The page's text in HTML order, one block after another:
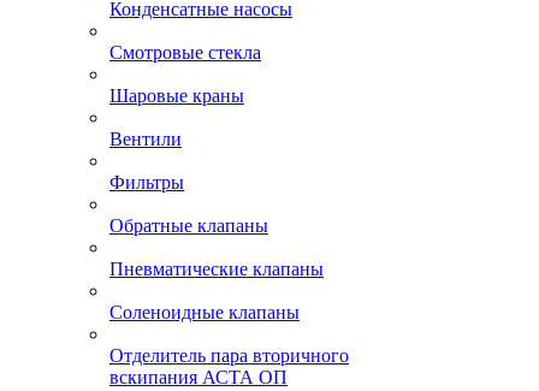
Конденсатные насосы
Смотровые стекла
Шаровые краны
Вентили
Фильтры
Обратные клапаны
Пневматические клапаны
Соленоидные клапаны
Отделитель пара вторичного
вскипания АСТА ОП